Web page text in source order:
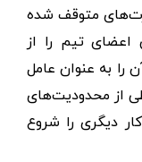
متوقف شده
اعضای تیم را از
را به عنوان عامل
از محدودیت‌های
دیگری را شروع